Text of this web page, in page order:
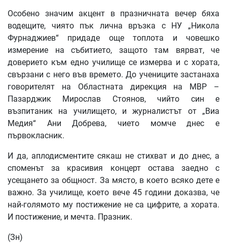
Особено значим акцент в празничната вечер бяха
водещите, чиято пък лична връзка с НУ „Никола
Фурнаджиев“ придаде още топлота и човешко
измерение на събитието, защото там вярват, че
доверието към едно училище се измерва и с хората,
свързани с него във времето. До учениците застанаха
говорителят на Областната дирекция на МВР –
Пазарджик Мирослав Стоянов, чийто син е
възпитаник на училището, и журналистът от „Виа
Медия“ Ани Добрева, чието момче днес е
първокласник.
И да, аплодисментите сякаш не стихват и до днес, а
споменът за красивия концерт остава заедно с
усещането за общност. За място, в което всяко дете е
важно. За училище, което вече 45 години доказва, че
най-голямото му постижение не са цифрите, а хората.
И постижение, и мечта. Празник.
(Зн)